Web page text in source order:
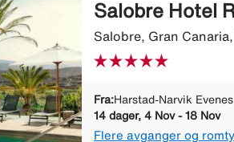
Salobre Hotel
Salobre, Gran
Fra:Harstad-Narvik Evenes
14 dager, 4 Nov - 18 Nov
Flere avganger og